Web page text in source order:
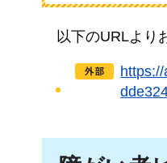
以下のURLより